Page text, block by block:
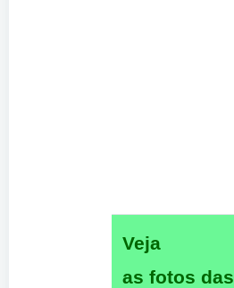
Veja
as fotos das